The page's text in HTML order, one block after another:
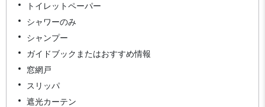
トイレットペーパー
シャワーのみ
シャンプー
ガイドブックまたはおすすめ情報
窓網戸
スリッパ
遮光カーテン